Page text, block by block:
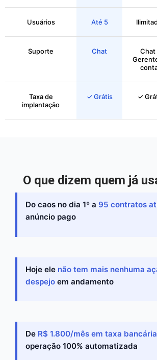
Usuários Até 5
Suporte Chat
Chat
Taxa de
implantação
✓ Grátis ✓
O que dizem quem já
Do caos no dia 1º a 95 contratos
anúncio pago
Hoje ele não tem mais nenhuma
despejo em andamento
De R$ 1.800/mês em taxa bancária
operação 100% automatizada